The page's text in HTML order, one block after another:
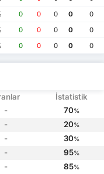
0 0 0 0
0
0 0 0 0
0
0 0 0 0 0
İstatistik
- 70%
- 20%
- 30%
- 95%
- 85%